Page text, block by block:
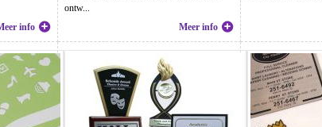
info
ontw...
Meer info